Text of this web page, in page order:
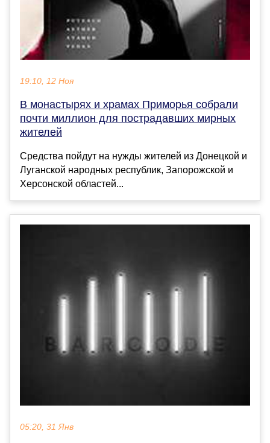
19:10, 12 Ноя
В монастырях и храмах Приморья собрали
почти миллион для пострадавших мирных
жителей
Средства пойдут на нужды жителей из Донецкой и
Луганской народных республик, Запорожской и
Херсонской областей...
05:20, 31 Янв